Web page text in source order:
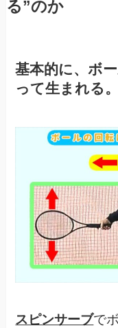
る”のか
基本的に、ボ
って生まれる。
スピンサーブで